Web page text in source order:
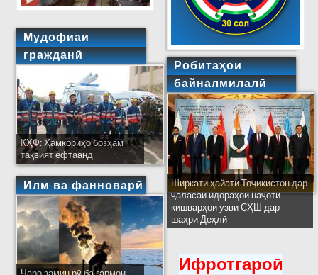
Мудофиаи
гражданӣ
КҲФ: Ҳамкориҳо бозҳам
тақвият ёфтаанд
Илм ва фанноварӣ
Робитаҳои
байналмилалӣ
Ширкати ҳайати Тоҷикистон дар
ҷаласаи идораҳои наҷоти
кишварҳои узви СҲШ дар
шаҳри Деҳлӣ
Ифротгароӣ